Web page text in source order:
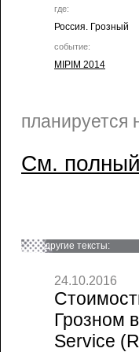
где:
Россия. Грозный
событие:
MIPIM 2014
планируется
См. полный
другие тексты:
24.10.2016
Грозном
Service